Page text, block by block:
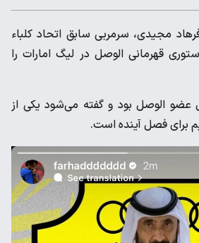
مجیدی، سرمربی سابق اتحاد کلباء
قهرمانی الوصل در لیگ امارات را
زمان بازی ۶ سال عضو الوصل بود و گفته می‌شود یکی از
برای فصل آینده است.